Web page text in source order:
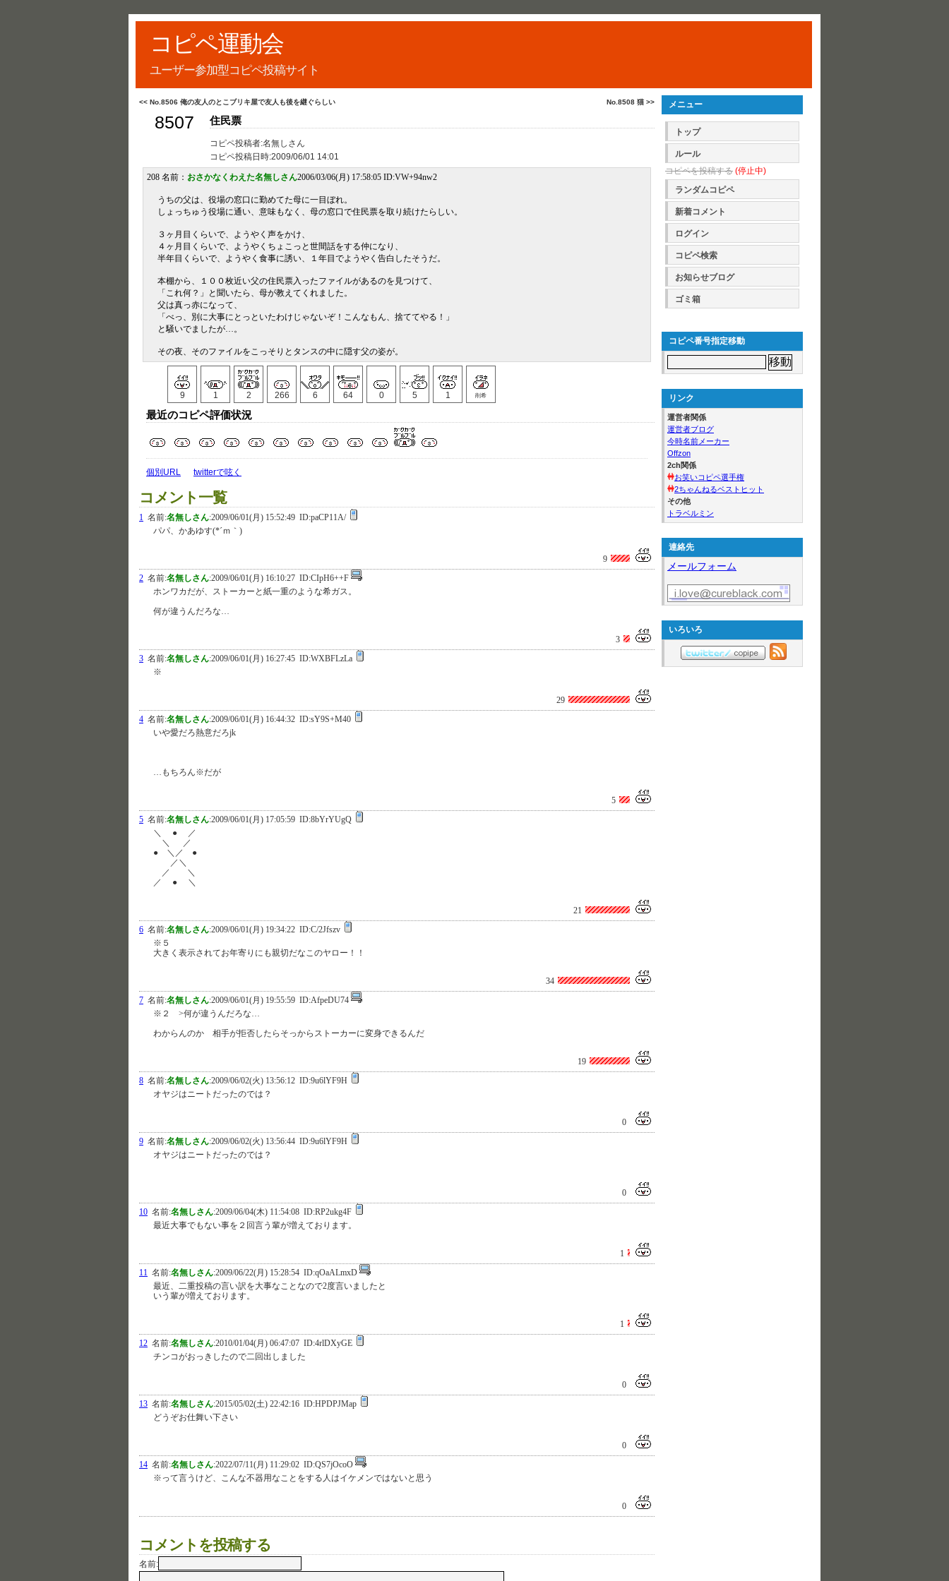
コピペ運動会
ユーザー参加型コピペ投稿サイト
No.8508 猫 >>
<< No.8506 俺の友人のとこブリキ屋で友人も後を継ぐらしい
8507 住民票
コピペ投稿者:名無しさん
コピペ投稿日時:2009/06/01 14:01
208 名前： おさかなくわえた名無しさん2006/03/06(月) 17:58:05 ID:VW+94nw2
うちの父は、役場の窓口に勤めてた母に一目ぼれ。
しょっちゅう役場に通い、意味もなく、母の窓口で住民票を取り続けたらしい。
３ヶ月目くらいで、ようやく声をかけ、
４ヶ月目くらいで、ようやくちょこっと世間話をする仲になり、
半年目くらいで、ようやく食事に誘い、１年目でようやく告白したそうだ。
本棚から、１００枚近い父の住民票入ったファイルがあるのを見つけて、
「これ何？」と聞いたら、母が教えてくれました。
父は真っ赤になって、
「べっ、別に大事にとっといたわけじゃないぞ！こんなもん、捨ててやる！」
と騒いでましたが…。
その夜、そのファイルをこっそりとタンスの中に隠す父の姿が。
9 1 2 266 6 64 0 5 1 削希
最近のコピペ評価状況
個別URL twitterで呟く
コメント一覧
1 名前:名無しさん:2009/06/01(月) 15:52:49 ID:paCP11A/
パパ、かあゆす(*´ｍ｀)
9
2 名前:名無しさん:2009/06/01(月) 16:10:27 ID:CIpH6++F
ホンワカだが、ストーカーと紙一重のような希ガス。
何が違うんだろな…
3
3 名前:名無しさん:2009/06/01(月) 16:27:45 ID:WXBFLzLa
※
29
4 名前:名無しさん:2009/06/01(月) 16:44:32 ID:sY9S+M40
いや愛だろ熱意だろjk
…もちろん※だが
5
5 名前:名無しさん:2009/06/01(月) 17:05:59 ID:8bYrYUgQ
＼ ● ／
＼ ／
● ＼／ ●
／＼
／ ＼
／ ● ＼
21
6 名前:名無しさん:2009/06/01(月) 19:34:22 ID:C/2Jfszv
※５
大きく表示されてお年寄りにも親切だなこのヤロー！！
34
7 名前:名無しさん:2009/06/01(月) 19:55:59 ID:AfpeDU74
※２ >何が違うんだろな…
わからんのか 相手が拒否したらそっからストーカーに変身できるんだ
19
8 名前:名無しさん:2009/06/02(火) 13:56:12 ID:9u6lYF9H
オヤジはニートだったのでは？
0
9 名前:名無しさん:2009/06/02(火) 13:56:44 ID:9u6lYF9H
オヤジはニートだったのでは？
0
10 名前:名無しさん:2009/06/04(木) 11:54:08 ID:RP2ukg4F
最近大事でもない事を２回言う輩が増えております。
1
11 名前:名無しさん:2009/06/22(月) 15:28:54 ID:qOaALmxD
最近、二重投稿の言い訳を大事なことなので2度言いましたと
いう輩が増えております。
1
12 名前:名無しさん:2010/01/04(月) 06:47:07 ID:4rlDXyGE
チンコがおっきしたので二回出しました
0
13 名前:名無しさん:2015/05/02(土) 22:42:16 ID:HPDPJMap
どうぞお仕舞い下さい
0
14 名前:名無しさん:2022/07/11(月) 11:29:02 ID:QS7jOcoO
※って言うけど、こんな不器用なことをする人はイケメンではないと思う
0
コメントを投稿する
名前:
メニュー
トップ
ルール
コピペを投稿する (停止中)
ランダムコピペ
新着コメント
ログイン
コピペ検索
お知らせブログ
ゴミ箱
コピペ番号指定移動
リンク
運営者関係
運営者ブログ
今時名前メーカー
Offzon
2ch関係
お笑いコピペ選手権
2ちゃんねるベストヒット
その他
トラベルミン
連絡先
メールフォーム
いろいろ